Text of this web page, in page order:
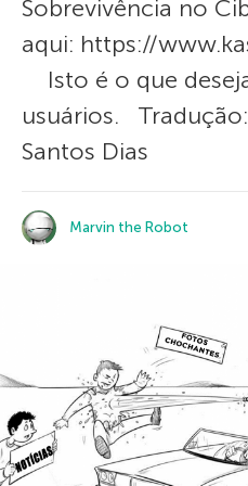
Sobrevivência no
aqui: https://
Isto é o que
usuários.
Santos Dias
Marvin the Robot